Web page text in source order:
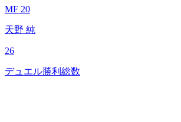
MF 20
天野 純
26
デュエル勝利総数